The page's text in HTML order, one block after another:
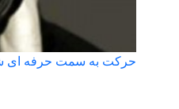
حرکت به سمت حرفه ای